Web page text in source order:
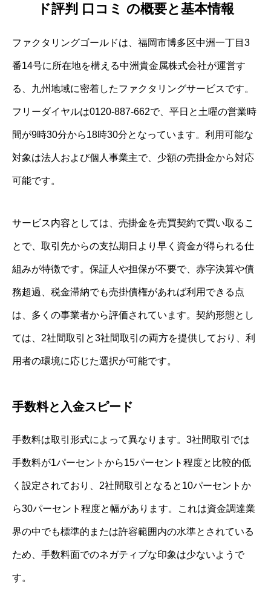
ド評判 口コミ の概要と基本情報
ファクタリングゴールドは、福岡市博多区中洲一丁目3
番14号に所在地を構える中洲貴金属株式会社が運営す
る、九州地域に密着したファクタリングサービスです。
フリーダイヤルは0120-887-662で、平日と土曜の営業時
間が9時30分から18時30分となっています。利用可能な
対象は法人および個人事業主で、少額の売掛金から対応
可能です。
サービス内容としては、売掛金を売買契約で買い取るこ
とで、取引先からの支払期日より早く資金が得られる仕
組みが特徴です。保証人や担保が不要で、赤字決算や債
務超過、税金滞納でも売掛債権があれば利用できる点
は、多くの事業者から評価されています。契約形態とし
ては、2社間取引と3社間取引の両方を提供しており、利
用者の環境に応じた選択が可能です。
手数料と入金スピード
手数料は取引形式によって異なります。3社間取引では
手数料が1パーセントから15パーセント程度と比較的低
く設定されており、2社間取引となると10パーセントか
ら30パーセント程度と幅があります。これは資金調達業
界の中でも標準的または許容範囲内の水準とされている
ため、手数料面でのネガティブな印象は少ないようで
す。